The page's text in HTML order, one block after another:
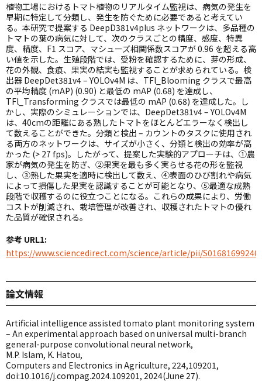
植物工場におけるトマト植物のリアルタイム監視は、病気の発生を
早期に特定して分類し、発生を防ぐために必要であると考えてい
る。本研究で提案する DeepD381v4plus ネットワークは、多品種の
トマトの葉の病気に対して、次のクラスごとの精度、感度、特異
度、精度、F1 スコア、マシューズ相関係数スコアが 0.96 を超える高
い値を示した。生殖段階では、受粉を確認するために、芽の形成、
花の外観、食痕、果実の結実も監視することが求められている。検
出器 DeepDet381v4 – YOLOv4M は、TFl_Blooming クラスで最高
の平均精度 (mAP) (0.90) と最低の mAP (0.68) を達成し、
TFl_Transforming クラスでは最低の mAP (0.68) を達成した。し
かし、実際のシミュレーションでは、DeepDet381v4 – YOLOv4M
は、40cmの距離にある熟したトマトをほとんどエラーなく検出し
て数えることができた。分類と検出 – カウントのタスクに使用され
る両方のネットワークは、サイズが小さく、分類と検出の効率が高
かった (> 27 fps)。したがって、提案した実験的アプローチは、①農
家が病気の発生を防ぎ、②果実を最も多く実らせる花の形を監視
し、③熟した果実を適時に検出して数え、④表面のひび割れや病気
によって損傷した果実を認識することが可能となり、⑤最適な成熟
段階で収穫するのに役立つことになる。これらの成果により、労働
コストが削減され、栽培管理が改善され、収穫されたトマトの優れ
た品質が確保される。
参考 URL1:
https://www.sciencedirect.com/science/article/pii/
論文情報
Artificial intelligence assisted tomato plant monitoring system
– An experimental approach based on universal multi-branch
general-purpose convolutional neural network,
M.P. Islam, K. Hatou,
Computers and Electronics in Agriculture, 224,109201,
doi:10.1016/j.compag.2024.109201, 2024(June 27).